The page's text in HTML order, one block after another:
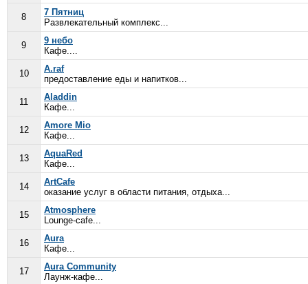
8
7 Пятниц
Развлекательный комплекс...
9
9 небо
Кафе....
10
A.raf
предоставление еды и напитков...
11
Aladdin
Кафе...
12
Amore Mio
Кафе...
13
AquaRed
Кафе...
14
ArtCafe
оказание услуг в области питания, отдыха...
15
Atmosphere
Lounge-cafe...
16
Aura
Кафе...
17
Aura Community
Лаунж-кафе...